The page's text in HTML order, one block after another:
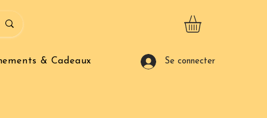
& Cadeaux Se connecter